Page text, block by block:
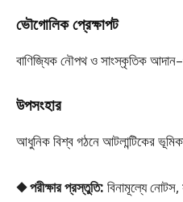
ভৌগোলিক প্রেক্ষাপট
বাণিজ্যিক নৌপথ ও সাংস্কৃতিক
উপসংহার
আধুনিক বিশ্ব গঠনে আটলান্টিকের
◆ পরীক্ষার প্রস্তুতি: বিনামূল্যে